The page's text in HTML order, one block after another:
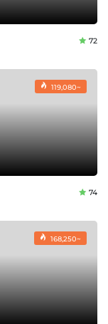
72
119,080~
74
168,250~